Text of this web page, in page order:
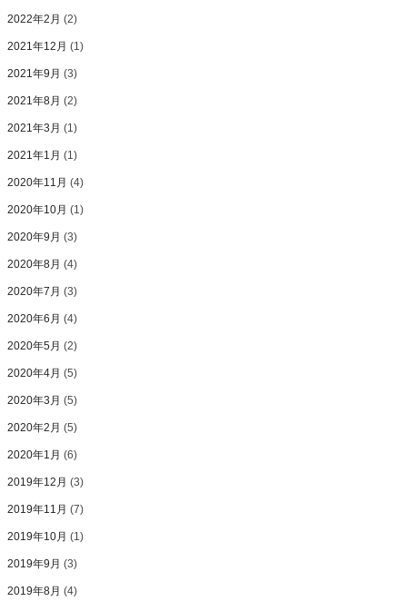
2022年2月 (2)
2021年12月 (1)
2021年9月 (3)
2021年8月 (2)
2021年3月 (1)
2021年1月 (1)
2020年11月 (4)
2020年10月 (1)
2020年9月 (3)
2020年8月 (4)
2020年7月 (3)
2020年6月 (4)
2020年5月 (2)
2020年4月 (5)
2020年3月 (5)
2020年2月 (5)
2020年1月 (6)
2019年12月 (3)
2019年11月 (7)
2019年10月 (1)
2019年9月 (3)
2019年8月 (4)